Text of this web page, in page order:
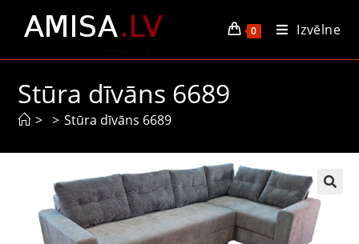
0 Izvēlne
Stūra dīvāns 6689
> > Stūra dīvāns 6689